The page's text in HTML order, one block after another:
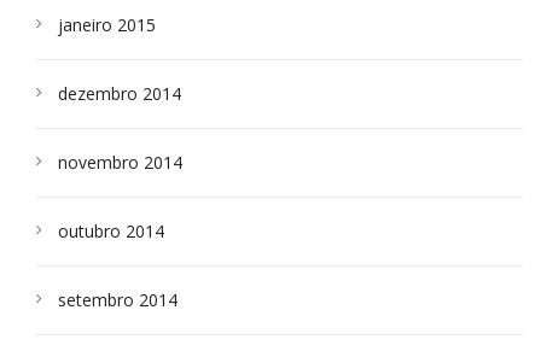
janeiro 2015
dezembro 2014
novembro 2014
outubro 2014
setembro 2014